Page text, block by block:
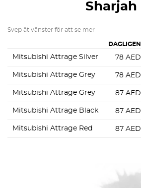
Sharjah
Svep åt vänster för att se mer
DAGLIGEN
Mitsubishi Attrage Silver 78 AED
Mitsubishi Attrage Grey 78 AED
Mitsubishi Attrage Grey 87 AED
Mitsubishi Attrage Black 87 AED
Mitsubishi Attrage Red 87 AED